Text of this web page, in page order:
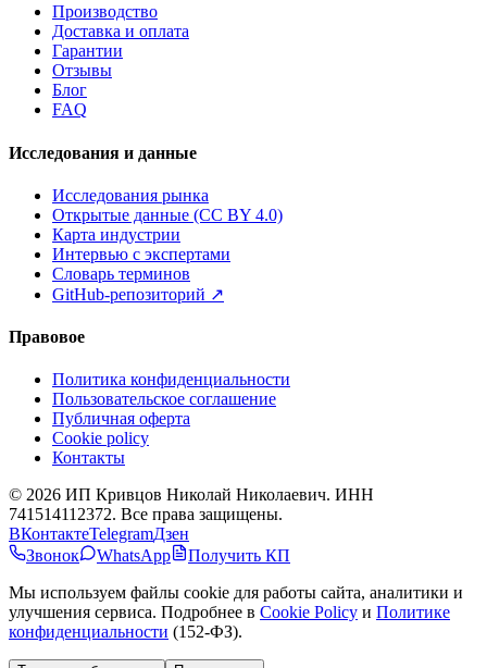
Производство
Доставка и оплата
Гарантии
Отзывы
Блог
FAQ
Исследования и данные
Исследования рынка
Открытые данные (CC BY 4.0)
Карта индустрии
Интервью с экспертами
Словарь терминов
GitHub-репозиторий ↗
Правовое
Политика конфиденциальности
Пользовательское соглашение
Публичная оферта
Cookie policy
Контакты
© 2026 ИП Кривцов Николай Николаевич. ИНН
741514112372. Все права защищены.
ВКонтактеTelegramДзен
Звонок
WhatsApp
Получить КП
Мы используем файлы cookie для работы сайта, аналитики и
улучшения сервиса. Подробнее в Cookie Policy и Политике
конфиденциальности (152-ФЗ).